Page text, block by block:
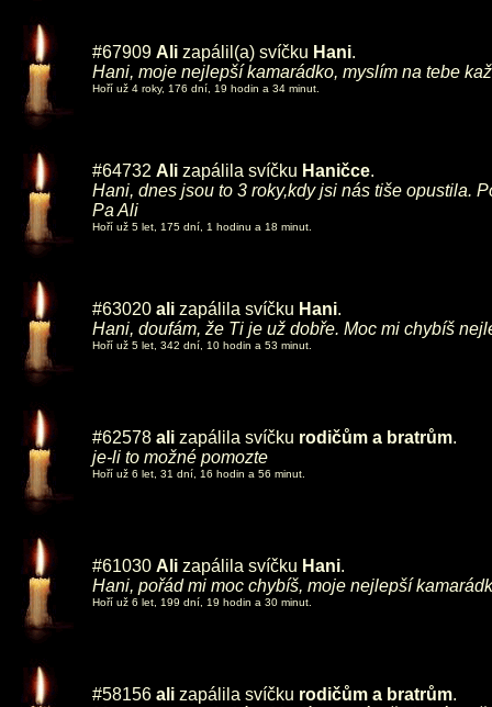
#67909 Ali zapálil(a) svíčku Hani.
Hani, moje nejlepší kamarádko, myslím na tebe
Hoří už 4 roky, 176 dní, 19 hodin a 34 minut.
#64732 Ali zapálila svíčku Haničce.
Hani, dnes jsou to 3 roky,kdy jsi nás tiše opustila.
Pa Ali
Hoří už 5 let, 175 dní, 1 hodinu a 18 minut.
#63020 ali zapálila svíčku Hani.
Hani, doufám, že Ti je už dobře. Moc mi chybíš
Hoří už 5 let, 342 dní, 10 hodin a 53 minut.
#62578 ali zapálila svíčku rodičům a bratrům.
je-li to možné pomozte
Hoří už 6 let, 31 dní, 16 hodin a 56 minut.
#61030 Ali zapálila svíčku Hani.
Hani, pořád mi moc chybíš, moje nejlepší
Hoří už 6 let, 199 dní, 19 hodin a 30 minut.
#58156 ali zapálila svíčku rodičům a bratrům.